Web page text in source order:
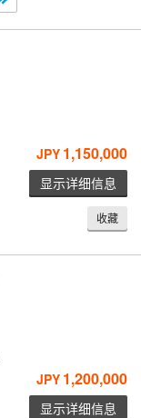
JPY 1,150,000
显示详细信息
收藏
JPY 1,200,000
显示详细信息